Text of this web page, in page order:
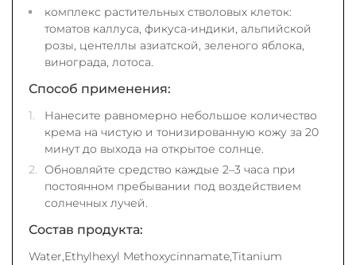
комплекс растительных стволовых клеток:
томатов каллуса, фикуса-индики, альпийской
розы, центеллы азиатской, зеленого яблока,
винограда, лотоса.
Способ применения:
Нанесите равномерно небольшое количество
крема на чистую и тонизированную кожу за 20
минут до выхода на открытое солнце.
Обновляйте средство каждые 2–3 часа при
постоянном пребывании под воздействием
солнечных лучей.
Состав продукта:
Water,Ethylhexyl Methoxycinnamate,Titanium